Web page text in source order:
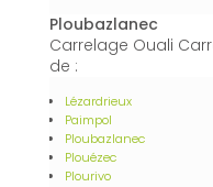
Ploubazlanec
Carrelage Ouali
de :
Lézardrieux
Paimpol
Ploubazlanec
Plouézec
Plourivo